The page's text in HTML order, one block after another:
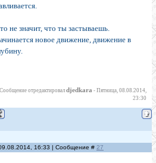
не значит, что ты застываешь.
но­вое движение, движение в
Сообщение отредактировал djedkara - Пятница, 08.08.2014,
23:30
16:33 | Сообщение # 27